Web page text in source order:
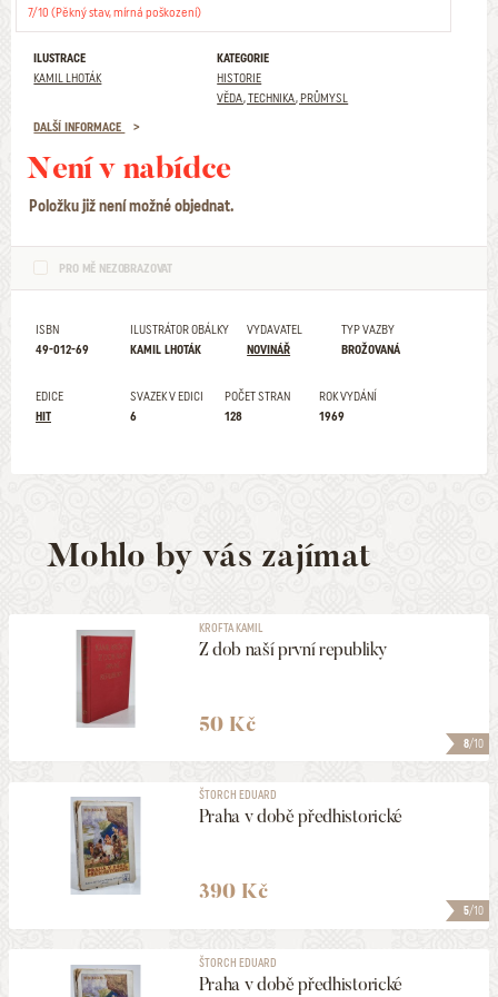
7/10 (Pěkný stav, mírná poškození)
ILUSTRACE
KAMIL LHOTÁK
KATEGORIE
HISTORIE
VĚDA, TECHNIKA, PRŮMYSL
DALŠÍ INFORMACE
Není v nabídce
Položku již není možné objednat.
PRO MĚ NEZOBRAZOVAT
ISBN
49-012-69
ILUSTRÁTOR OBÁLKY
KAMIL LHOTÁK
VYDAVATEL
NOVINÁŘ
TYP VAZBY
BROŽOVANÁ
EDICE
HIT
SVAZEK V EDICI
6
POČET STRAN
128
ROK VYDÁNÍ
1969
Mohlo by vás zajímat
8/10
KROFTA KAMIL
Z dob naší první republiky
50 Kč
5/10
ŠTORCH EDUARD
Praha v době předhistorické
390 Kč
ŠTORCH EDUARD
Praha v době předhistorické